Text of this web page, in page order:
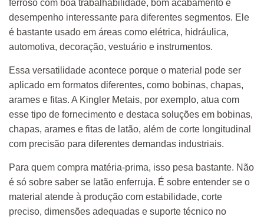
ferroso com boa trabalhabilidade, bom acabamento e
desempenho interessante para diferentes segmentos. Ele
é bastante usado em áreas como elétrica, hidráulica,
automotiva, decoração, vestuário e instrumentos.
Essa versatilidade acontece porque o material pode ser
aplicado em formatos diferentes, como bobinas, chapas,
arames e fitas. A Kingler Metais, por exemplo, atua com
esse tipo de fornecimento e destaca soluções em bobinas,
chapas, arames e fitas de latão, além de corte longitudinal
com precisão para diferentes demandas industriais.
Para quem compra matéria-prima, isso pesa bastante. Não
é só sobre saber se latão enferruja. É sobre entender se o
material atende à produção com estabilidade, corte
preciso, dimensões adequadas e suporte técnico no